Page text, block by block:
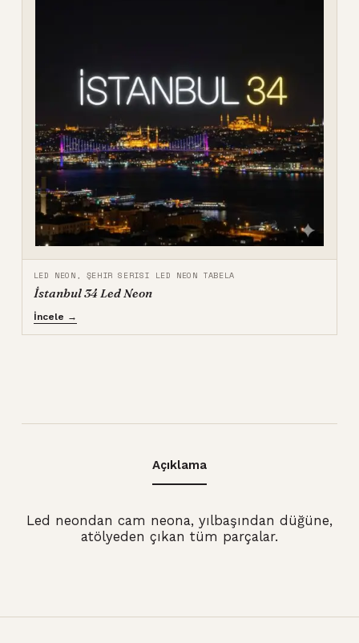
LED NEON , ŞEHIR SERISI LED NEON TABELA
İstanbul 34 Led Neon
İncele →
Açıklama
Led neondan cam neona, yılbaşından düğüne,
atölyeden çıkan tüm parçalar.